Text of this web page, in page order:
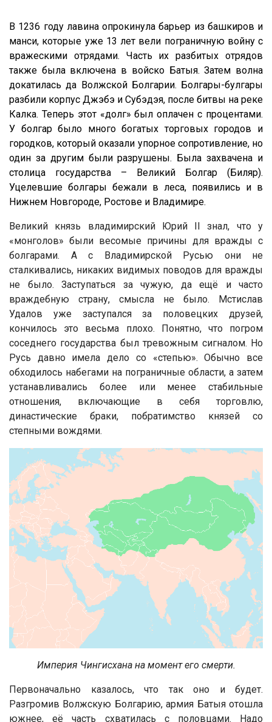
В 1236 году лавина опрокинула барьер из башкиров и
манси, которые уже 13 лет вели пограничную войну с
вражескими отрядами. Часть их разбитых отрядов
также была включена в войско Батыя. Затем волна
докатилась да Волжской Болгарии. Болгары-булгары
разбили корпус Джэбэ и Субэдэя, после битвы на реке
Калка. Теперь этот «долг» был оплачен с процентами.
У болгар было много богатых торговых городов и
городков, который оказали упорное сопротивление, но
один за другим были разрушены. Была захвачена и
столица государства – Великий Болгар (Биляр).
Уцелевшие болгары бежали в леса, появились и в
Нижнем Новгороде, Ростове и Владимире.
Великий князь владимирский Юрий II знал, что у
«монголов» были весомые причины для вражды с
болгарами. А с Владимирской Русью они не
сталкивались, никаких видимых поводов для вражды
не было. Заступаться за чужую, да ещё и часто
враждебную страну, смысла не было. Мстислав
Удалов уже заступался за половецких друзей,
кончилось это весьма плохо. Понятно, что погром
соседнего государства был тревожным сигналом. Но
Русь давно имела дело со «степью». Обычно все
обходилось набегами на пограничные области, а затем
устанавливались более или менее стабильные
отношения, включающие в себя торговлю,
династические браки, побратимство князей со
степными вождями.
Империя Чингисхана на момент его смерти.
Первоначально казалось, что так оно и будет.
Разгромив Волжскую Болгарию, армия Батыя отошла
южнее, её часть схватилась с половцами. Надо